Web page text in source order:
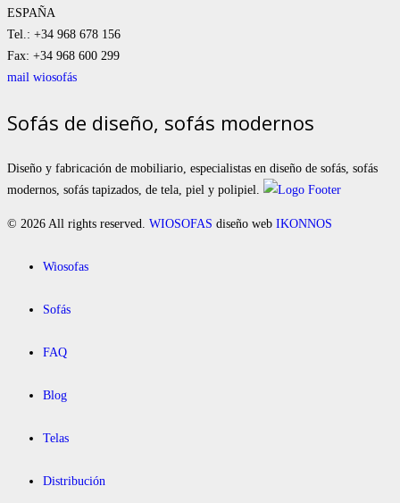
ESPAÑA
Tel.: +34 968 678 156
Fax: +34 968 600 299
mail wiosofás
Sofás de diseño, sofás modernos
Diseño y fabricación de mobiliario, especialistas en diseño de sofás, sofás
modernos, sofás tapizados, de tela, piel y polipiel.
© 2026 All rights reserved. WIOSOFAS diseño web IKONNOS
Wiosofas
Sofás
FAQ
Blog
Telas
Distribución